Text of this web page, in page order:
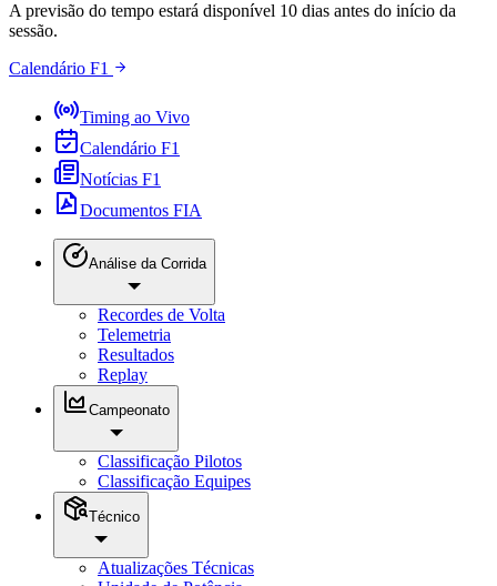
A previsão do tempo estará disponível 10 dias antes do início da
sessão.
Calendário F1
Timing ao Vivo
Calendário F1
Notícias F1
Documentos FIA
Análise da Corrida
Recordes de Volta
Telemetria
Resultados
Replay
Campeonato
Classificação Pilotos
Classificação Equipes
Técnico
Atualizações Técnicas